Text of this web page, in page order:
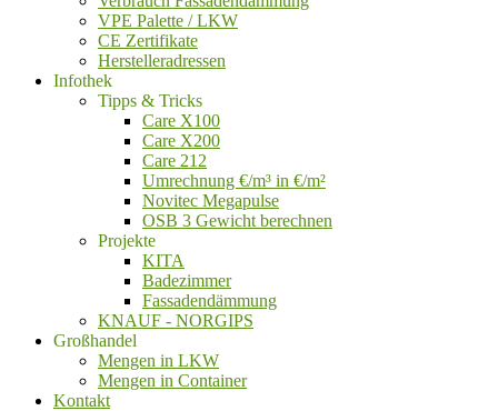
VPE Palette / LKW
CE Zertifikate
Herstelleradressen
Infothek
Tipps & Tricks
Care X100
Care X200
Care 212
Umrechnung €/m³ in €/m²
Novitec Megapulse
OSB 3 Gewicht berechnen
Projekte
KITA
Badezimmer
Fassadendämmung
KNAUF - NORGIPS
Großhandel
Mengen in LKW
Mengen in Container
Kontakt